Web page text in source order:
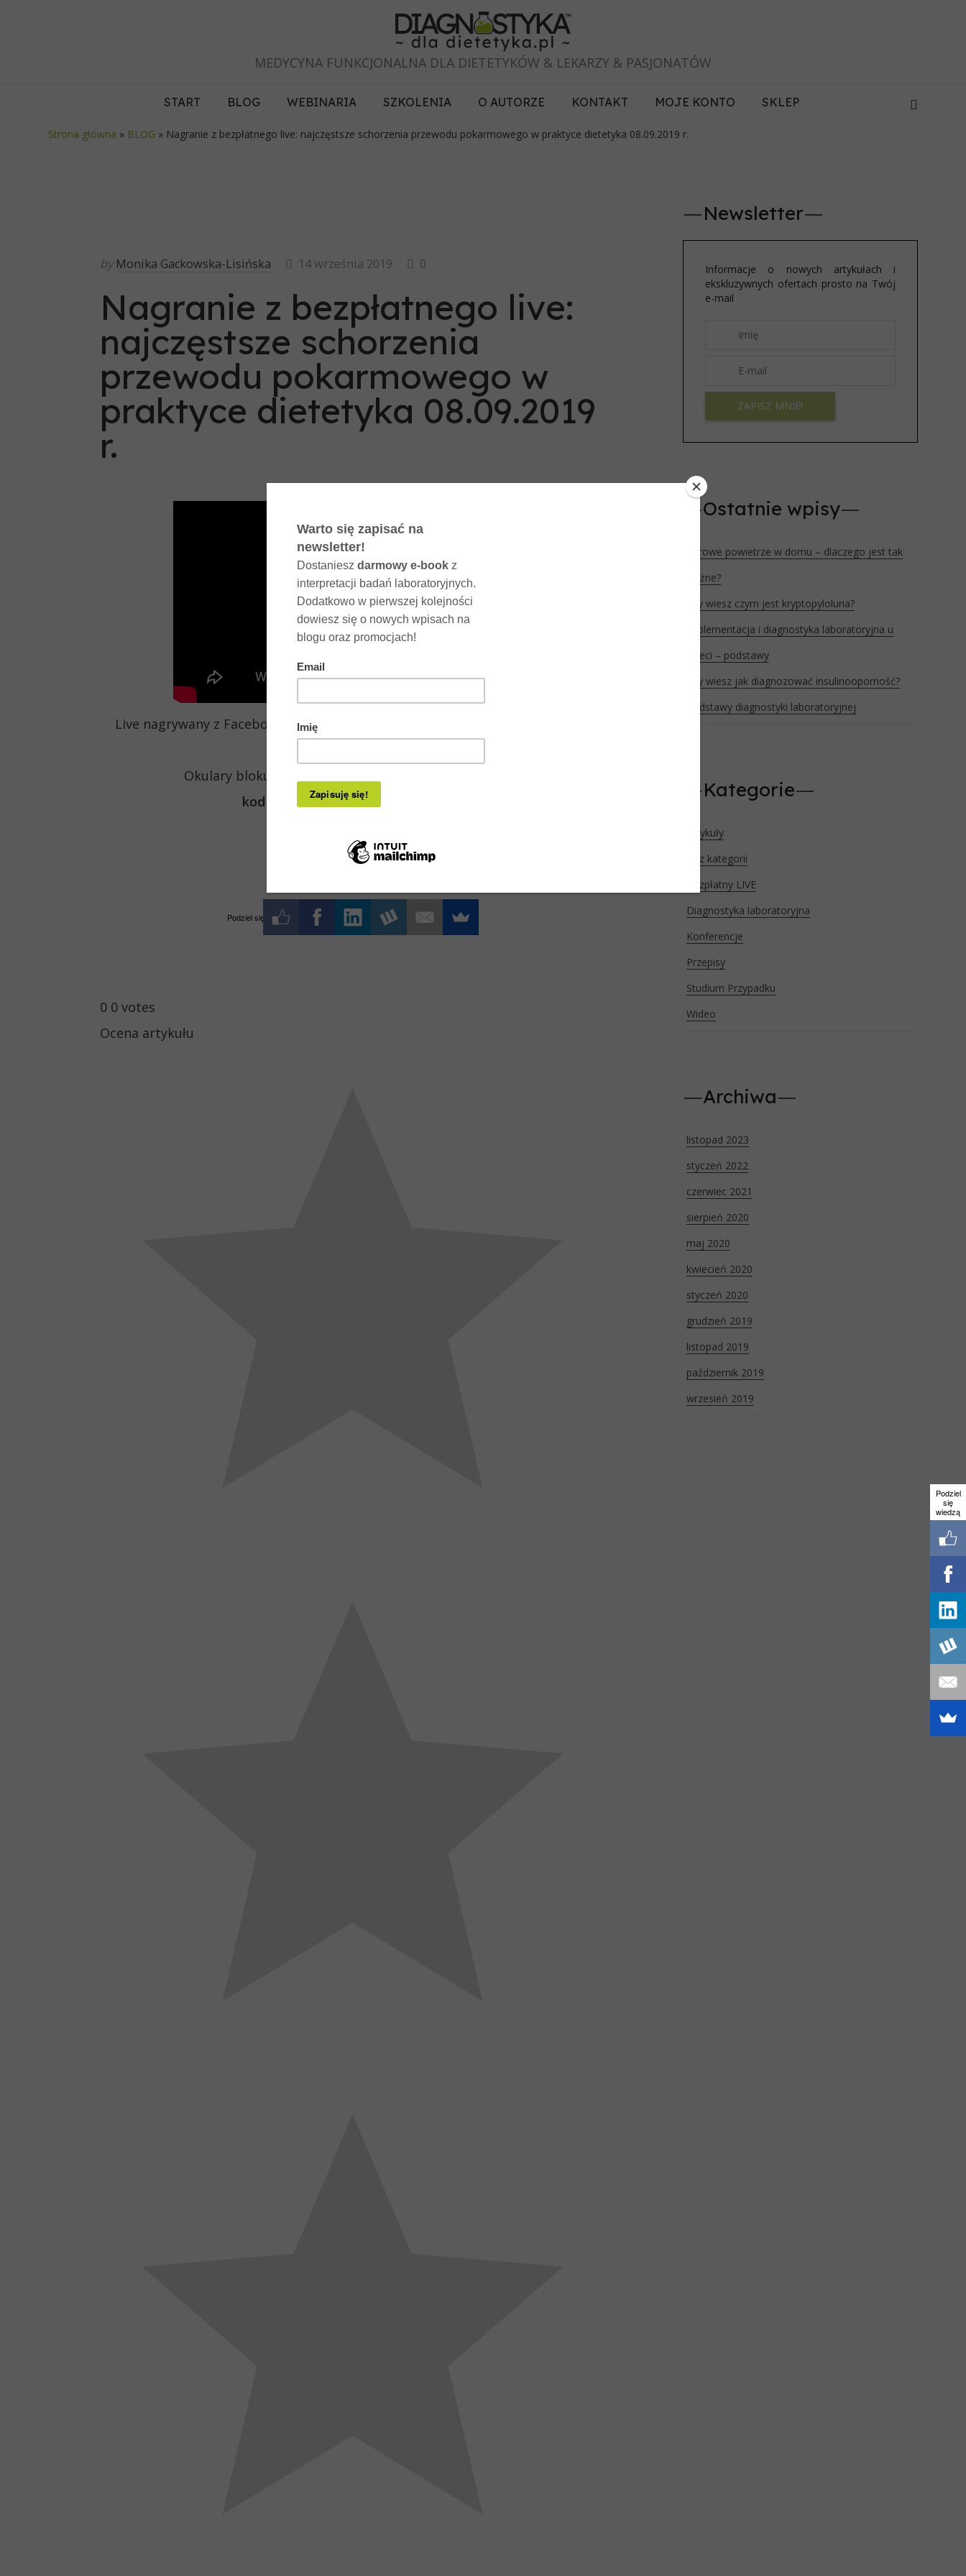
MEDYCYNA FUNKCJONALNA DLA DIETETYKÓW & LEKARZY & PASJONATÓW
START BLOG WEBINARIA SZKOLENIA O AUTORZE KONTAKT MOJE KONTO SKLEP
Strona główna » BLOG » Nagranie z bezpłatnego live: najczęstsze schorzenia przewodu pokarmowego w praktyce dietetyka 08.09.2019 r.
by Monika Gackowska-Lisińska 14 września 2019 0
Nagranie z bezpłatnego live:
najczęstsze schorzenia
przewodu pokarmowego w
praktyce dietetyka 08.09.2019
r.
Live nagrywany z Facebooka strony Centrum Dietetyki Funkcjonalnej Monika
Okulary blokujące światło niebieskie:
kod rabatowy 5% – mongackowska
Podziel się wiedzą
0 0 votes
Ocena artykułu
Newsletter
Informacje o nowych artykułach i
ekskluzywnych ofertach prosto na Twój
e-mail
Ostatnie wpisy
Zdrowe powietrze w domu – dlaczego jest tak
ważne?
Czy wiesz czym jest kryptopyloluria?
Suplementacja i diagnostyka laboratoryjna u
dzieci – podstawy
Czy wiesz jak diagnozować insulinooporność?
Podstawy diagnostyki laboratoryjnej
Kategorie
Artykuły
Bez kategorii
Bezpłatny LIVE
Diagnostyka laboratoryjna
Konferencje
Przepisy
Studium Przypadku
Wideo
Archiwa
listopad 2023
styczeń 2022
czerwiec 2021
sierpień 2020
maj 2020
kwiecień 2020
styczeń 2020
grudzień 2019
listopad 2019
październik 2019
wrzesień 2019
Podziel
się
wiedzą